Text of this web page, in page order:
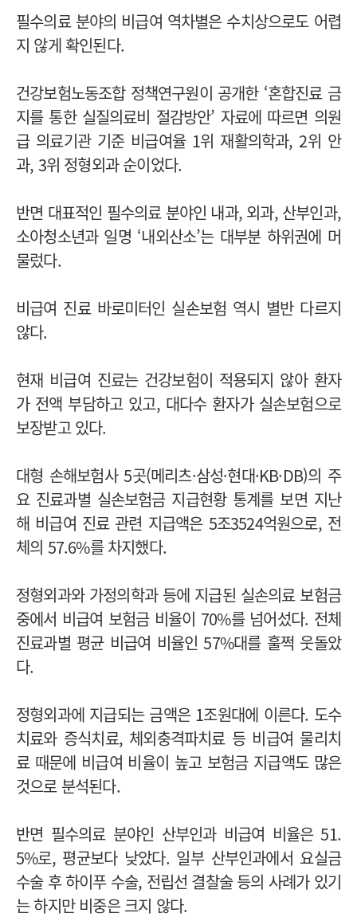
필수의료 분야의 비급여 역차별은 수치상으로도 어렵
지 않게 확인된다.
건강보험노동조합 정책연구원이 공개한 ‘혼합진료 금
지를 통한 실질의료비 절감방안’ 자료에 따르면 의원
급 의료기관 기준 비급여율 1위 재활의학과, 2위 안
과, 3위 정형외과 순이었다.
반면 대표적인 필수의료 분야인 내과, 외과, 산부인과,
소아청소년과 일명 ‘내외산소’는 대부분 하위권에 머
물렀다.
비급여 진료 바로미터인 실손보험 역시 별반 다르지
않다.
현재 비급여 진료는 건강보험이 적용되지 않아 환자
가 전액 부담하고 있고, 대다수 환자가 실손보험으로
보장받고 있다.
대형 손해보험사 5곳(메리츠·삼성·현대·KB·DB)의 주
요 진료과별 실손보험금 지급현황 통계를 보면 지난
해 비급여 진료 관련 지급액은 5조3524억원으로, 전
체의 57.6%를 차지했다.
정형외과와 가정의학과 등에 지급된 실손의료 보험금
중에서 비급여 보험금 비율이 70%를 넘어섰다. 전체
진료과별 평균 비급여 비율인 57%대를 훌쩍 웃돌았
다.
정형외과에 지급되는 금액은 1조원대에 이른다. 도수
치료와 증식치료, 체외충격파치료 등 비급여 물리치
료 때문에 비급여 비율이 높고 보험금 지급액도 많은
것으로 분석된다.
반면 필수의료 분야인 산부인과 비급여 비율은 51.
5%로, 평균보다 낮았다. 일부 산부인과에서 요실금
수술 후 하이푸 수술, 전립선 결찰술 등의 사례가 있기
는 하지만 비중은 크지 않다.